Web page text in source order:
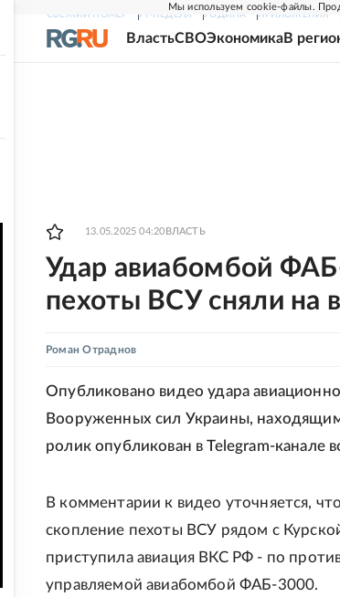
Мы используем cookie-файлы.
СВЕЖИЙ НОМЕР РГ-НЕДЕЛЯ РОДИНА ПРИЛОЖЕНИЯ
ВластьСВОЭкономикаВ
13.05.2025 04:20 ВЛАСТЬ
Удар авиабомбой
пехоты ВСУ сняли на
Роман Отраднов
Опубликовано видео удара
Вооруженных сил Украины,
ролик опубликован в Telegram-канале
В комментарии к видео уточняется,
скопление пехоты ВСУ рядом с
приступила авиация ВКС РФ - по
управляемой авиабомбой ФАБ-3000.